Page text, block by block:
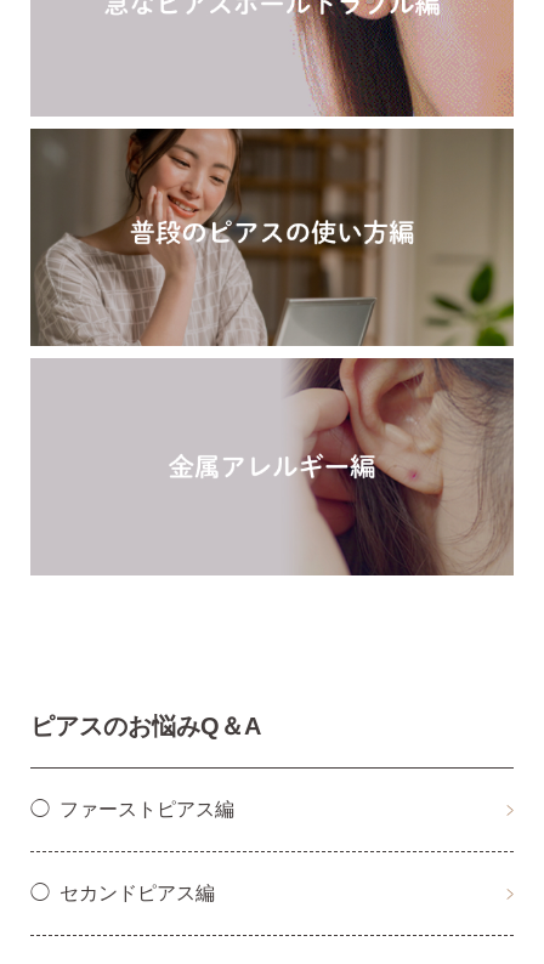
季節ごとにリボンのカラーが変わる「特性ピアスケース」
に「お渡し用バック」と季節に合わせた「メッセージカー
ド」を同封いたします。
詳しく見る
フォローしてみてください。
ピアスのお悩みQ＆A
ファーストピアス編
セカンドピアス編